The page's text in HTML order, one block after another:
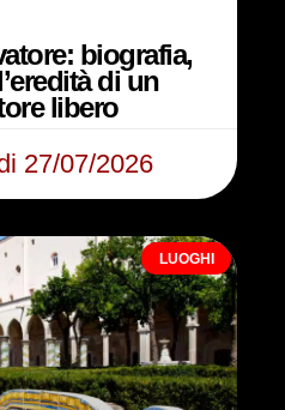
biografia,
di un
libero
27/07/2026
LUOGHI